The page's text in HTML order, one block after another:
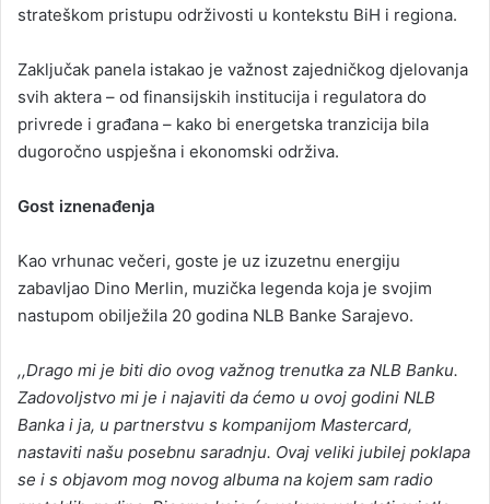
strateškom pristupu održivosti u kontekstu BiH i regiona.
Zaključak panela istakao je važnost zajedničkog djelovanja
svih aktera – od finansijskih institucija i regulatora do
privrede i građana – kako bi energetska tranzicija bila
dugoročno uspješna i ekonomski održiva.
Gost iznenađenja
Kao vrhunac večeri, goste je uz izuzetnu energiju
zabavljao Dino Merlin, muzička legenda koja je svojim
nastupom obilježila 20 godina NLB Banke Sarajevo.
,,Drago mi je biti dio ovog važnog trenutka za NLB Banku.
Zadovoljstvo mi je i najaviti da ćemo u ovoj godini NLB
Banka i ja, u partnerstvu s kompanijom Mastercard,
nastaviti našu posebnu saradnju. Ovaj veliki jubilej poklapa
se i s objavom mog novog albuma na kojem sam radio